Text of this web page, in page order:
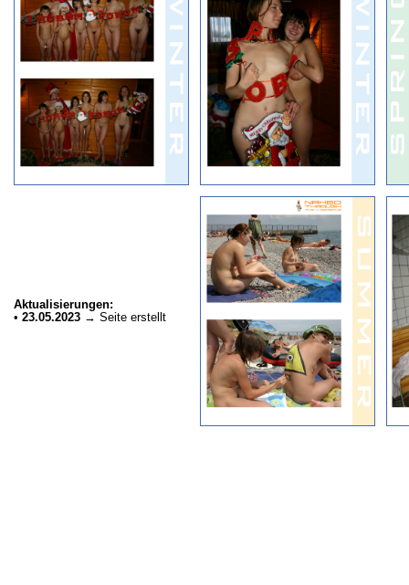
Aktualisierungen:
• 23.05.2023 → Seite erstellt